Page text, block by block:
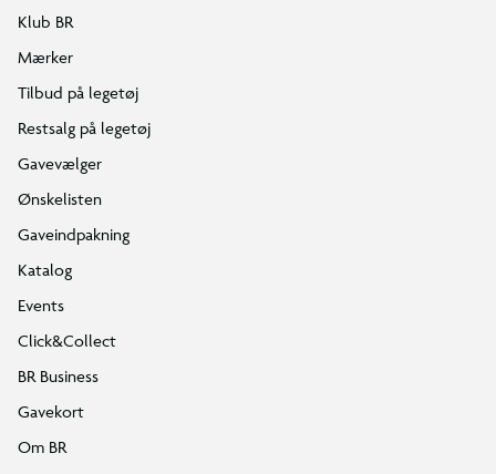
Klub BR
Mærker
Tilbud på legetøj
Restsalg på legetøj
Gavevælger
Ønskelisten
Gaveindpakning
Katalog
Events
Click&Collect
BR Business
Gavekort
Om BR